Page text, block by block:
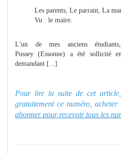
Les parents, Le parrain, La
Vu : le maire.
L'un de mes anciens
Pussey (Essonne) a été sollicité
demandant [...]
Pour lire la suite de cet article,
gratuitement ce numéro,
abonner pour recevoir tous les